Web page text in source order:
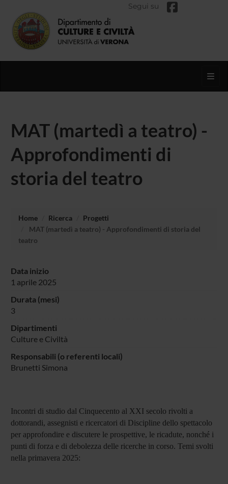
Segui su
MAT (martedì a teatro) -
Approfondimenti di
storia del teatro
Home Ricerca
Progetti
MAT (martedì a teatro) - Approfondimenti di storia del
teatro
Data inizio
1 aprile 2025
Durata (mesi)
3
Dipartimenti
Culture e Civiltà
Responsabili (o referenti locali)
Brunetti Simona
Incontri di studio dal Cinquecento al XXI secolo rivolti a
dottorandi, assegnisti e ricercatori di Discipline dello spettacolo
per approfondire e discutere le prospettive, le ricadute, nonché i
punti di forza e di debolezza delle ricerche in corso. Temi svolti
nella primavera 2025: